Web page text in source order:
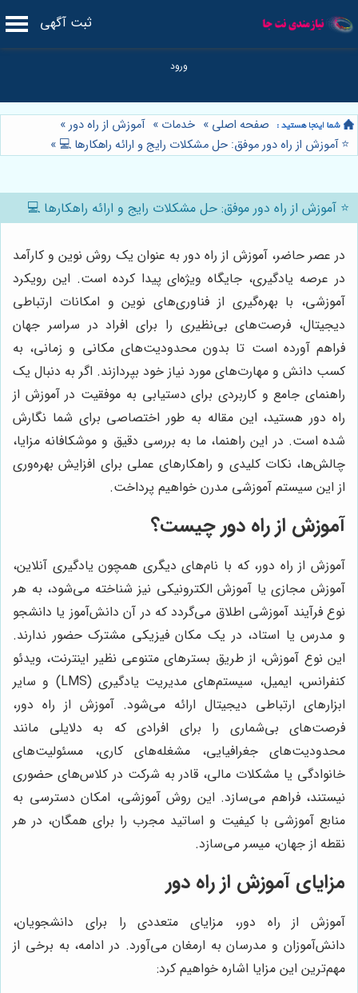
ثبت آگهی
صفحه اصلی » خدمات » آموزش از راه دور»
⭐️ آموزش از راه دور موفق: حل مشکلات رایج و ارائه راهکارها 💻 »
⭐️ آموزش از راه دور موفق: حل مشکلات رایج و ارائه راهکارها 💻
در عصر حاضر، آموزش از راه دور به عنوان یک روش نوین و کارآمد
در عرصه یادگیری، جایگاه ویژه‌ای پیدا کرده است. این رویکرد
آموزشی، با بهره‌گیری از فناوری‌های نوین و امکانات ارتباطی
دیجیتال، فرصت‌های بی‌نظیری را برای افراد در سراسر جهان
فراهم آورده است تا بدون محدودیت‌های مکانی و زمانی، به
کسب دانش و مهارت‌های مورد نیاز خود بپردازند. اگر به دنبال یک
راهنمای جامع و کاربردی برای دستیابی به موفقیت در آموزش از
راه دور هستید، این مقاله به طور اختصاصی برای شما نگارش
شده است. در این راهنما، ما به بررسی دقیق و موشکافانه مزایا،
چالش‌ها، نکات کلیدی و راهکارهای عملی برای افزایش بهره‌وری
از این سیستم آموزشی مدرن خواهیم پرداخت.
آموزش از راه دور چیست؟
آموزش از راه دور، که با نام‌های دیگری همچون یادگیری آنلاین،
آموزش مجازی یا آموزش الکترونیکی نیز شناخته می‌شود، به هر
نوع فرآیند آموزشی اطلاق می‌گردد که در آن دانش‌آموز یا دانشجو
و مدرس یا استاد، در یک مکان فیزیکی مشترک حضور ندارند.
این نوع آموزش، از طریق بسترهای متنوعی نظیر اینترنت، ویدئو
کنفرانس، ایمیل، سیستم‌های مدیریت یادگیری (LMS) و سایر
ابزارهای ارتباطی دیجیتال ارائه می‌شود. آموزش از راه دور،
فرصت‌های بی‌شماری را برای افرادی که به دلایلی مانند
محدودیت‌های جغرافیایی، مشغله‌های کاری، مسئولیت‌های
خانوادگی یا مشکلات مالی، قادر به شرکت در کلاس‌های حضوری
نیستند، فراهم می‌سازد. این روش آموزشی، امکان دسترسی به
منابع آموزشی با کیفیت و اساتید مجرب را برای همگان، در هر
نقطه از جهان، میسر می‌سازد.
مزایای آموزش از راه دور
آموزش از راه دور، مزایای متعددی را برای دانشجویان،
دانش‌آموزان و مدرسان به ارمغان می‌آورد. در ادامه، به برخی از
مهم‌ترین این مزایا اشاره خواهیم کرد: